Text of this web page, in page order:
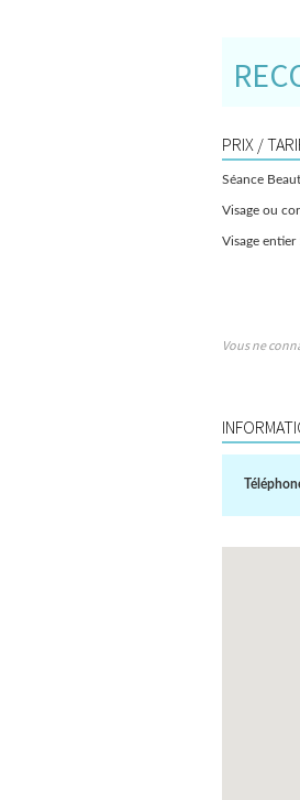
PRIX /
Séance
Visage ou
Visage
Vous ne